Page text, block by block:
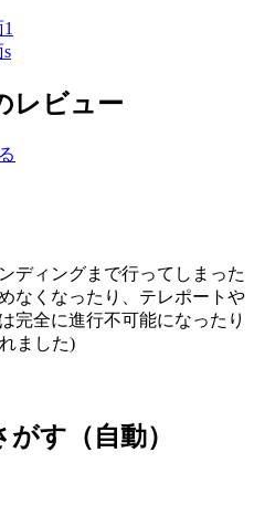
レビュー
ディングまで行ってしまった
なくなったり、テレポートや
完全に進行不可能になったり
ました)
す（自動）